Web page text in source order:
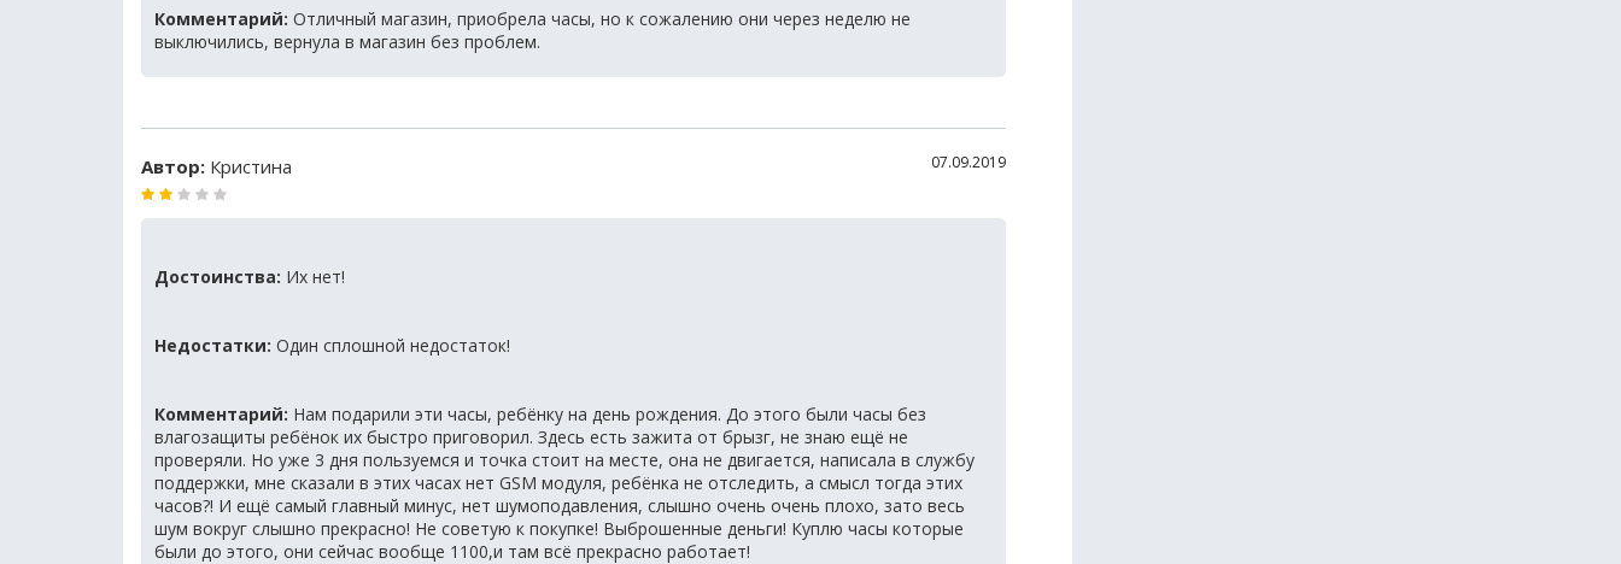
Комментарий: Отличный магазин, приобрела часы, но к сожалению они через неделю не
выключились, вернула в магазин без проблем.
Автор: Кристина 07.09.2019
Достоинства: Их нет!
Недостатки: Один сплошной недостаток!
Комментарий: Нам подарили эти часы, ребёнку на день рождения. До этого были часы без
влагозащиты ребёнок их быстро приговорил. Здесь есть зажита от брызг, не знаю ещё не
проверяли. Но уже 3 дня пользуемся и точка стоит на месте, она не двигается, написала в службу
поддержки, мне сказали в этих часах нет GSM модуля, ребёнка не отследить, а смысл тогда этих
часов?! И ещё самый главный минус, нет шумоподавления, слышно очень очень плохо, зато весь
шум вокруг слышно прекрасно! Не советую к покупке! Выброшенные деньги! Куплю часы которые
были до этого, они сейчас вообще 1100,и там всё прекрасно работает!